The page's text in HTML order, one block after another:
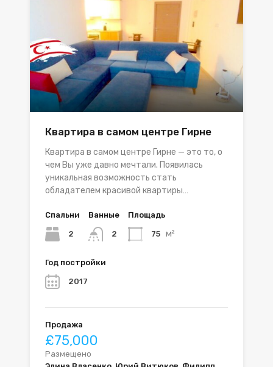
Квартира в самом центре Гирне
Квартира в самом центре Гирне — это то, о
чем Вы уже давно мечтали. Появилась
уникальная возможность стать
обладателем красивой квартиры…
Спальни
2
Ванные
2
Площадь
75 м²
Год постройки
2017
Продажа
£75,000
Размещено